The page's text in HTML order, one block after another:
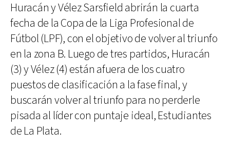
Huracán y Vélez Sarsfield abrirán la cuarta
fecha de la Copa de la Liga Profesional de
Fútbol (LPF), con el objetivo de volver al triunfo
en la zona B. Luego de tres partidos, Huracán
(3) y Vélez (4) están afuera de los cuatro
puestos de clasificación a la fase final, y
buscarán volver al triunfo para no perderle
pisada al líder con puntaje ideal, Estudiantes
de La Plata.